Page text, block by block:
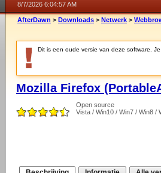
8/7/2026 6:04:57 AM
AfterDawn > Downloads > Netwerk >
Dit is een oude versie van deze software.
Mozilla Firefox
Open source
Vista / Win10 / Win7 / Win8 /